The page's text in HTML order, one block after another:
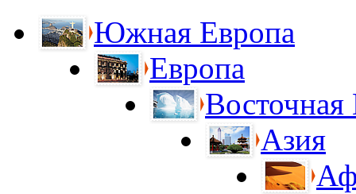
Южная Европа
Европа
Восточная
Азия